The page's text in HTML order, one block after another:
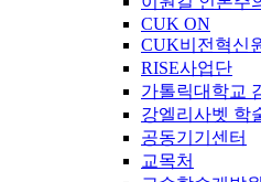
CUK ON
CUK비전혁신
RISE사업단
가톨릭대학교
강엘리사벳 학
공동기기센터
교목처